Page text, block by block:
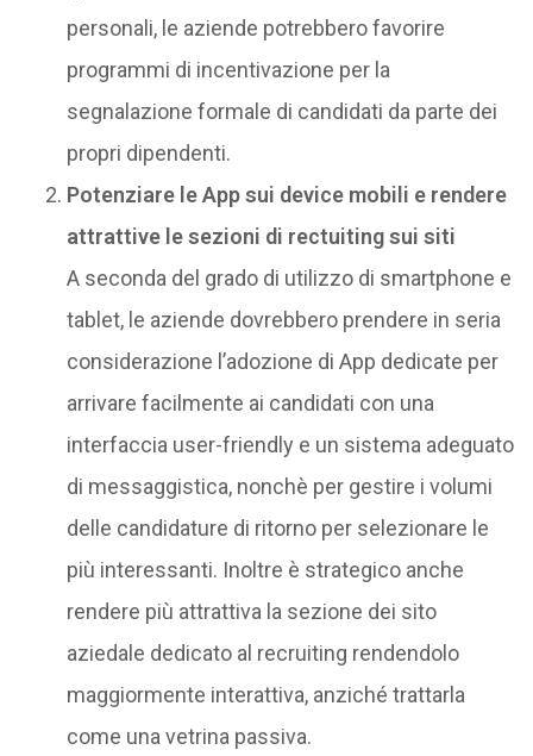
personali, le aziende potrebbero favorire
programmi di incentivazione per la
segnalazione formale di candidati da parte dei
propri dipendenti.
Potenziare le App sui device mobili e rendere
attrattive le sezioni di rectuiting sui siti
A seconda del grado di utilizzo di smartphone e
tablet, le aziende dovrebbero prendere in seria
considerazione l’adozione di App dedicate per
arrivare facilmente ai candidati con una
interfaccia user-friendly e un sistema adeguato
di messaggistica, nonchè per gestire i volumi
delle candidature di ritorno per selezionare le
più interessanti. Inoltre è strategico anche
rendere più attrattiva la sezione dei sito
aziedale dedicato al recruiting rendendolo
maggiormente interattiva, anziché trattarla
come una vetrina passiva.